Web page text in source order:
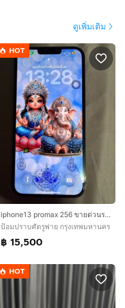
ดูเพิ่มเติม
HOT
iphone13 promax 256 ขายด่วนราคาเบาๆ
ป้อมปราบศัตรูพ่าย กรุงเทพมหานคร
฿ 15,500
HOT